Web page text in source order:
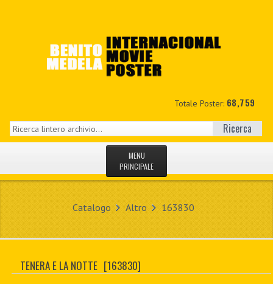
Totale Poster: 68,759
Ricerca
MENU
PRINCIPALE
IL MIO CONTO
CONTATTO
Catalogo Altro 163830
TENERA E LA NOTTE [163830]